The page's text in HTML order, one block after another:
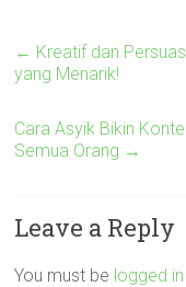
← Kreatif dan
yang Menarik!
Cara Asyik Bikin
Semua Orang →
Leave a Reply
You must be logged in